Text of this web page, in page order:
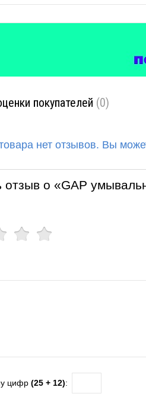
покупателей (0)
нет отзывов. Вы
отзыв о «GAP
цифр (25 + 12):